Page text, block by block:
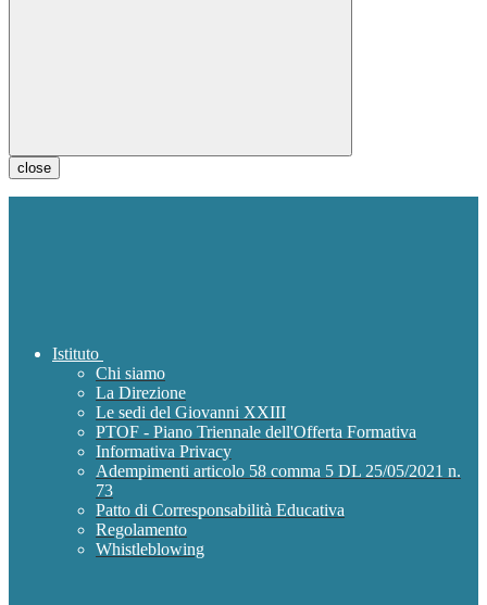
close
Istituto
Chi siamo
La Direzione
Le sedi del Giovanni XXIII
PTOF - Piano Triennale dell'Offerta Formativa
Informativa Privacy
Adempimenti articolo 58 comma 5 DL 25/05/2021 n.
73
Patto di Corresponsabilità Educativa
Regolamento
Whistleblowing